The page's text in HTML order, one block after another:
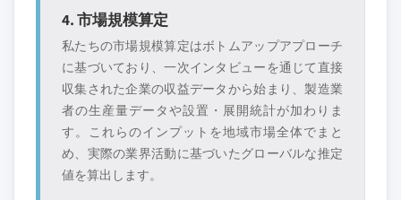
4. 市場規模算定
私たちの市場規模算定はボトムアップアプローチ
に基づいており、一次インタビューを通じて直接
収集された企業の収益データから始まり、製造業
者の生産量データや設置・展開統計が加わりま
す。これらのインプットを地域市場全体でまと
め、実際の業界活動に基づいたグローバルな推定
値を算出します。